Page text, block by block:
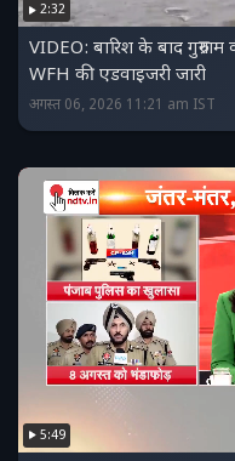
2:32
VIDEO: बारिश के बाद
WFH की एडवाइजरी जारी
अगस्त 06, 2026 11:21 am IST
5:49